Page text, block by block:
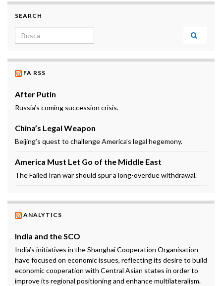
SEARCH
Search for:
FA RSS
After Putin
Russia’s coming succession crisis.
China’s Legal Weapon
Beijing’s quest to challenge America’s legal hegemony.
America Must Let Go of the Middle East
The Failed Iran war should spur a long-overdue withdrawal.
ANALYTICS
India and the SCO
India’s initiatives in the Shanghai Cooperation Organisation
have focused on economic issues, reflecting its desire to build
economic cooperation with Central Asian states in order to
improve its regional positioning and enhance multilateralism.